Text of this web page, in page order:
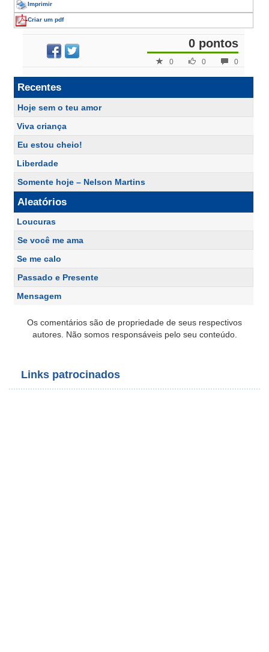
Imprimir
Criar um pdf
0 pontos
0
0
0
Recentes
Hoje sem o teu amor
Viva criança
Eu estou cheio!
Liberdade
Somente hoje – Nelson Martins
Aleatórios
Loucuras
Se você me ama
Se me calo
Passado e Presente
Mensagem
Os comentários são de propriedade de seus respectivos
autores. Não somos responsáveis pelo seu conteúdo.
Links patrocinados